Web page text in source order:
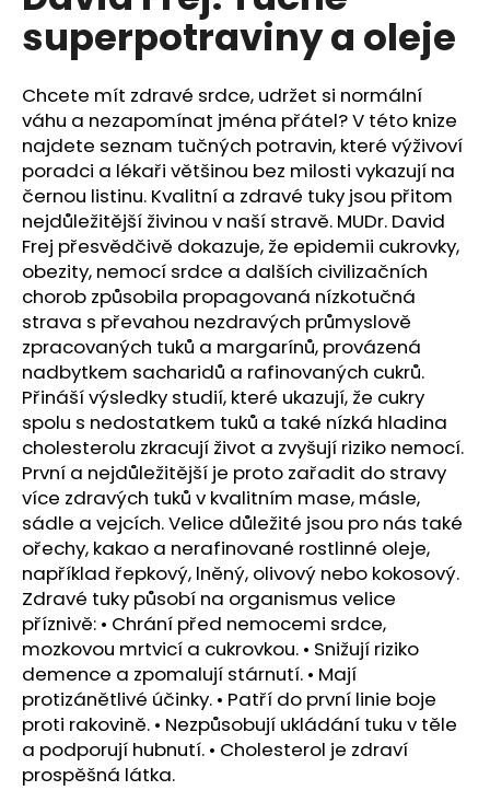
z
hvězdiček.
superpotraviny a oleje
Chcete mít zdravé srdce, udržet si normální
váhu a nezapomínat jména přátel? V této knize
najdete seznam tučných potravin, které výživoví
poradci a lékaři většinou bez milosti vykazují na
černou listinu. Kvalitní a zdravé tuky jsou přitom
nejdůležitější živinou v naší stravě. MUDr. David
Frej přesvědčivě dokazuje, že epidemii cukrovky,
obezity, nemocí srdce a dalších civilizačních
chorob způsobila propagovaná nízkotučná
strava s převahou nezdravých průmyslově
zpracovaných tuků a margarínů, provázená
nadbytkem sacharidů a rafinovaných cukrů.
Přináší výsledky studií, které ukazují, že cukry
spolu s nedostatkem tuků a také nízká hladina
cholesterolu zkracují život a zvyšují riziko nemocí.
První a nejdůležitější je proto zařadit do stravy
více zdravých tuků v kvalitním mase, másle,
sádle a vejcích. Velice důležité jsou pro nás také
ořechy, kakao a nerafinované rostlinné oleje,
například řepkový, lněný, olivový nebo kokosový.
Zdravé tuky působí na organismus velice
příznivě: • Chrání před nemocemi srdce,
mozkovou mrtvicí a cukrovkou. • Snižují riziko
demence a zpomalují stárnutí. • Mají
protizánětlivé účinky. • Patří do první linie boje
proti rakovině. • Nezpůsobují ukládání tuku v těle
a podporují hubnutí. • Cholesterol je zdraví
prospěšná látka.
a
j
í
t
?
HLEDAT
D
o
p
o
r
u
č
u
j
e
m
e
JANČŮV
KLOUBNÍ
ČAJ
S
VŘESEM,
JAHODNÍKEM
A
JEHLICÍ